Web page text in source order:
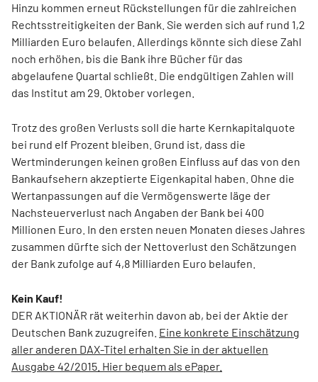
Hinzu kommen erneut Rückstellungen für die zahlreichen
Rechtsstreitigkeiten der Bank. Sie werden sich auf rund 1,2
Milliarden Euro belaufen. Allerdings könnte sich diese Zahl
noch erhöhen, bis die Bank ihre Bücher für das
abgelaufene Quartal schließt. Die endgültigen Zahlen will
das Institut am 29. Oktober vorlegen.
Trotz des großen Verlusts soll die harte Kernkapitalquote
bei rund elf Prozent bleiben. Grund ist, dass die
Wertminderungen keinen großen Einfluss auf das von den
Bankaufsehern akzeptierte Eigenkapital haben. Ohne die
Wertanpassungen auf die Vermögenswerte läge der
Nachsteuerverlust nach Angaben der Bank bei 400
Millionen Euro. In den ersten neuen Monaten dieses Jahres
zusammen dürfte sich der Nettoverlust den Schätzungen
der Bank zufolge auf 4,8 Milliarden Euro belaufen.
Kein Kauf!
DER AKTIONÄR rät weiterhin davon ab, bei der Aktie der
Deutschen Bank zuzugreifen. Eine konkrete Einschätzung
aller anderen DAX-Titel erhalten Sie in der aktuellen
Ausgabe 42/2015. Hier bequem als ePaper.